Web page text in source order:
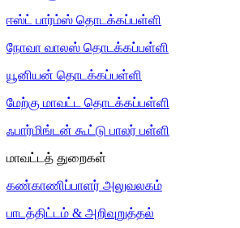
ஈஸ்ட் பார்ம்ஸ் தொடக்கப்பள்ளி
நோவா வாலஸ் தொடக்கப்பள்ளி
யூனியன் தொடக்கப்பள்ளி
மேற்கு மாவட்ட தொடக்கப்பள்ளி
ஃபார்மிங்டன் கூட்டு பாலர் பள்ளி
மாவட்டத் துறைகள்
கண்காணிப்பாளர் அலுவலகம்
பாடத்திட்டம் & அறிவுறுத்தல்